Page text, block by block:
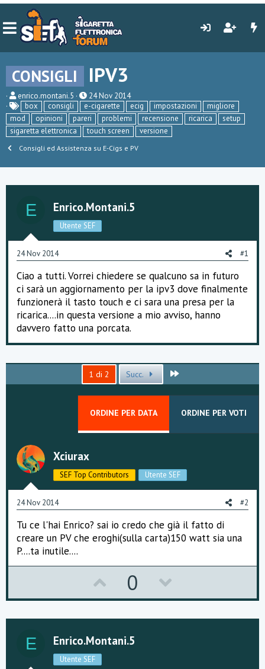
CONSIGLI IPV3
C
r
e
a
t
n
enrico.montani.5
D
a
t
a
d
i
24 Nov 2014
box
consigli e-cigarette ecig impostazioni
migliore
mod
opinioni pareri problemi recensione ricarica
setup
sigaretta elettronica
touch screen versione
Consigli ed Assistenza su E-Cigs e PV
E Enrico.montani.5
Utente SEF
24 Nov 2014 #1
Ciao a tutti. Vorrei chiedere se qualcuno sa in futuro
ci sarà un aggiornamento per la ipv3 dove finalmente
funzionerà il tasto touch e ci sara una presa per la
ricarica....in questa versione a mio avviso, hanno
davvero fatto una porcata.
1 di 2 Succ.
ORDINE PER DATA ORDINE PER VOTI
Xciurax
SEF Top Contributors Utente SEF
24 Nov 2014 #2
Tu ce l'hai Enrico? sai io credo che già il fatto di
creare un PV che eroghi(sulla carta)150 watt sia una
P....ta inutile....
p
v
o
0
o
w
E Enrico.montani.5
Utente SEF